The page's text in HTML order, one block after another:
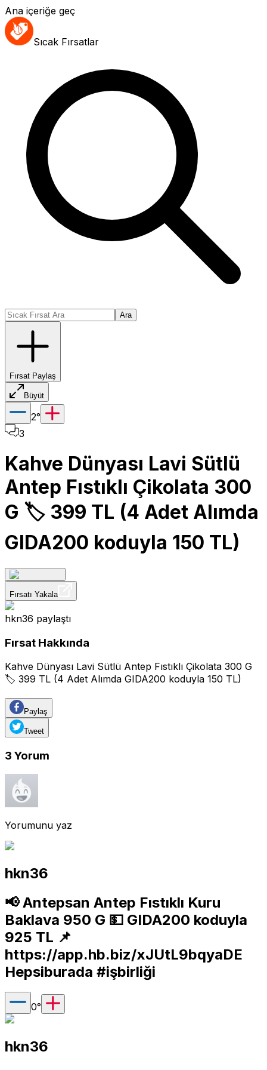
Ana içeriğe geç
Sıcak Fırsatlar
Ara
Fırsat Paylaş
Büyüt
2°
3
Kahve Dünyası Lavi Sütlü
Antep Fıstıklı Çikolata 300
G 🏷️ 399 TL (4 Adet Alımda
GIDA200 koduyla 150 TL)
Fırsatı Yakala
hkn36 paylaştı
Fırsat Hakkında
Kahve Dünyası Lavi Sütlü Antep Fıstıklı Çikolata 300 G
🏷️ 399 TL (4 Adet Alımda GIDA200 koduyla 150 TL)
Paylaş
Tweet
3 Yorum
Yorumunu yaz
hkn36
📢 Antepsan Antep Fıstıklı Kuru
Baklava 950 G 💵 GIDA200 koduyla
925 TL 📌
https://app.hb.biz/xJUtL9bqyaDE
Hepsiburada #işbirliği
0°
hkn36